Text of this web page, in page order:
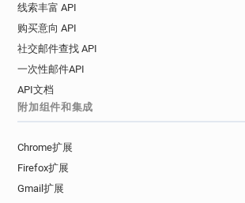
线索丰富 API
购买意向 API
社交邮件查找 API
一次性邮件API
API文档
附加组件和集成
Chrome扩展
Firefox扩展
Gmail扩展